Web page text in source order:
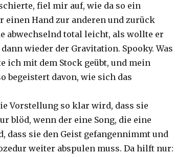
fiel mir auf, wie da so ein
einen Hand zur anderen und zurück
abwechselnd total leicht, als wollte er
wieder der Gravitation. Spooky. Was
ich mit dem Stock geübt, und mein
begeistert davon, wie sich das
Vorstellung so klar wird, dass sie
blöd, wenn der eine Song, die eine
dass sie den Geist gefangennimmt und
weiter abspulen muss. Da hilft nur: